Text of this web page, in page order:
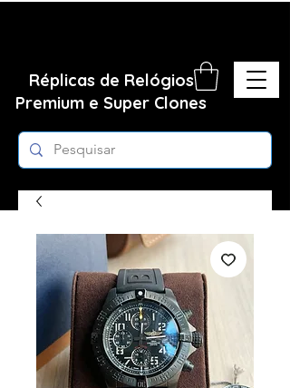
Réplicas de Relógios
Premium e Super Clones